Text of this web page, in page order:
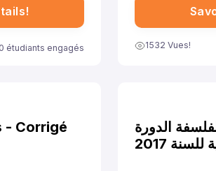
étudiants engagés 1532 Vues!
- Corrigé
الدورة
للسنة 2017